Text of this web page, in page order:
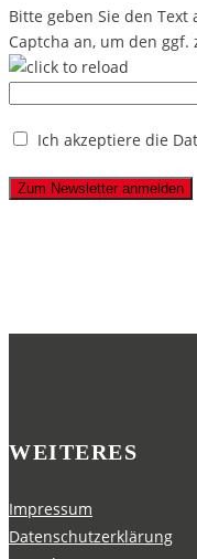
Bitte geben Sie den Text
Captcha an, um den
Ich akzeptiere die
WEITERES
Impressum
Datenschutzerklärung